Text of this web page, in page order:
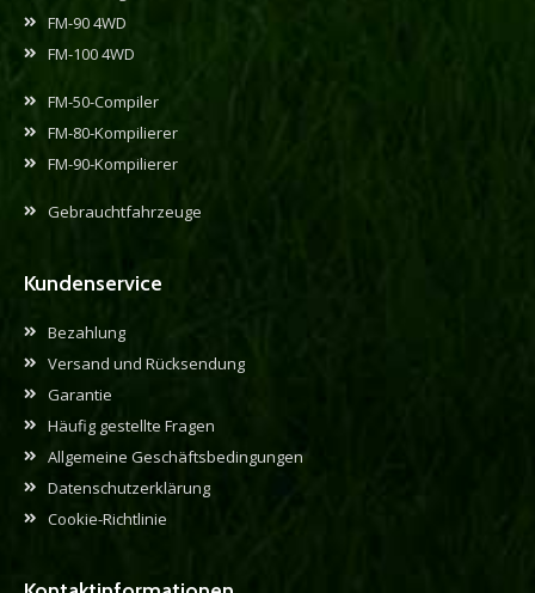
FM-90 4WD
FM-100 4WD
FM-50-Compiler
FM-80-Kompilierer
FM-90-Kompilierer
Gebrauchtfahrzeuge
Kundenservice
Bezahlung
Versand und Rücksendung
Garantie
Häufig gestellte Fragen
Allgemeine Geschäftsbedingungen
Datenschutzerklärung
Cookie-Richtlinie